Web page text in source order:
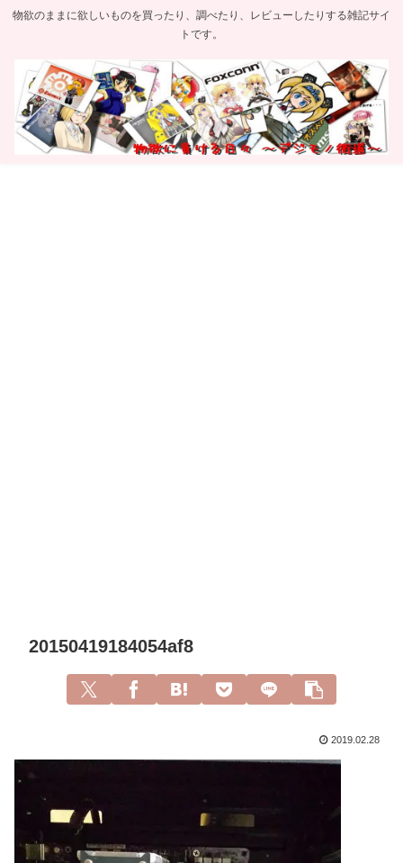
物欲のままに欲しいものを買ったり、調べたり、レビューしたりする雑記サイ
トです。
20150419184054af8
2019.02.28